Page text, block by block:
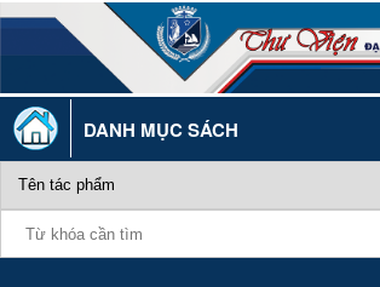
DANH MỤC SÁCH